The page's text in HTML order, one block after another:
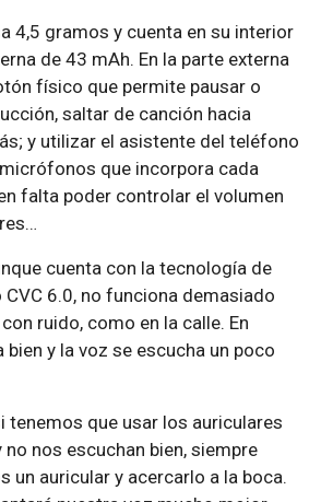
4,5 gramos y cuenta en su interior
de 43 mAh. En la parte externa
físico que permite pausar o
saltar de canción hacia
y utilizar el asistente del teléfono
que incorpora cada
falta poder controlar el volumen
cuenta con la tecnología de
6.0, no funciona demasiado
ruido, como en la calle. En
y la voz se escucha un poco
tenemos que usar los auriculares
no nos escuchan bien, siempre
un auricular y acercarlo a la boca.